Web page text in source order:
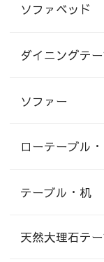
ソファベッド
ダイニングテ
ソファー
ローテーブル
テーブル・机
天然大理石テ